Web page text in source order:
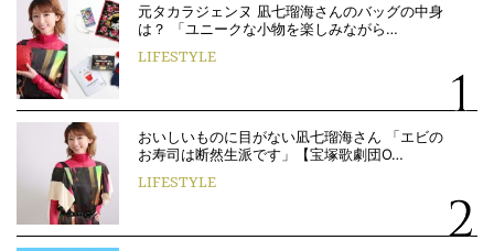
元タカラジェンヌ 凪七瑠海さんのバッグの中身
は？ 「ユニークな小物を楽しみながら…
LIFESTYLE
おいしいものに目がない凪七瑠海さん 「エビの
お寿司は断然生派です」【宝塚歌劇団O…
LIFESTYLE